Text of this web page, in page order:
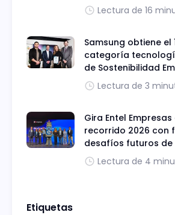
Lectura de 16
Samsung obtiene el
categoría
de Sostenibilidad
Lectura de 3
Gira Entel
recorrido 2026 con
desafíos futuros de
Lectura de 4
Etiquetas